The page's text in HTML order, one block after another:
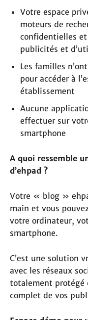
Votre espace
moteurs de
confidentielles
publicités et
Les familles
pour accéder à
établissement
Aucune
effectuer sur
smartphone
A quoi ressemble
d’ehpad ?
Votre « blog »
main et vous
votre ordinateur,
smartphone.
C’est une solution
avec les réseaux
totalement protégé
complet de vos